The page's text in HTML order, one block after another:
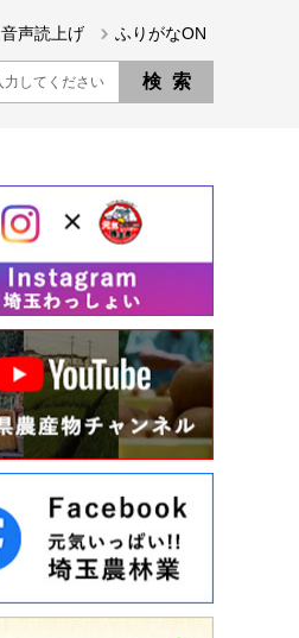
音声読上げ ふりがなON